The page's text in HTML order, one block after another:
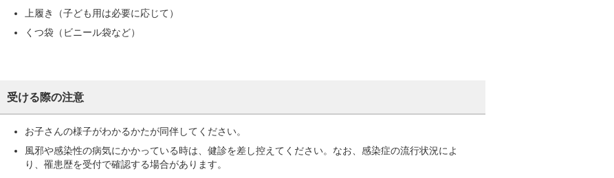
上履き（子ども用は必要に応じて）
くつ袋（ビニール袋など）
受ける際の注意
お子さんの様子がわかるかたが同伴してください。
風邪や感染性の病気にかかっている時は、健診を差し控えてください。なお、感染症の流行状況によ
り、罹患歴を受付で確認する場合があります。